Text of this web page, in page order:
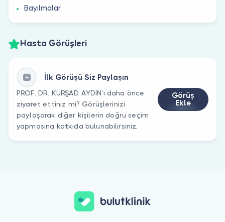
Bayılmalar
Hasta Görüşleri
İlk Görüşü Siz Paylaşın
PROF. DR. KÜRŞAD AYDIN’ı daha önce
ziyaret ettiniz mi? Görüşlerinizi
paylaşarak diğer kişilerin doğru seçim
yapmasına katkıda bulunabilirsiniz.
Görüş
Ekle